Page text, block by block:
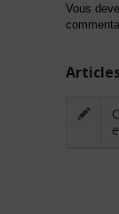
Vous